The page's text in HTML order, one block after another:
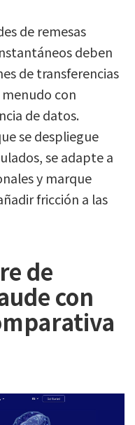
de remesas
deben
de transferencias
con
de datos.
se despliegue
se adapte a
y marque
fricción a las
de
con